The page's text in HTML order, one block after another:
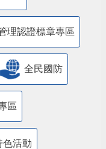
理認證標章專區
全民國防
區
色活動